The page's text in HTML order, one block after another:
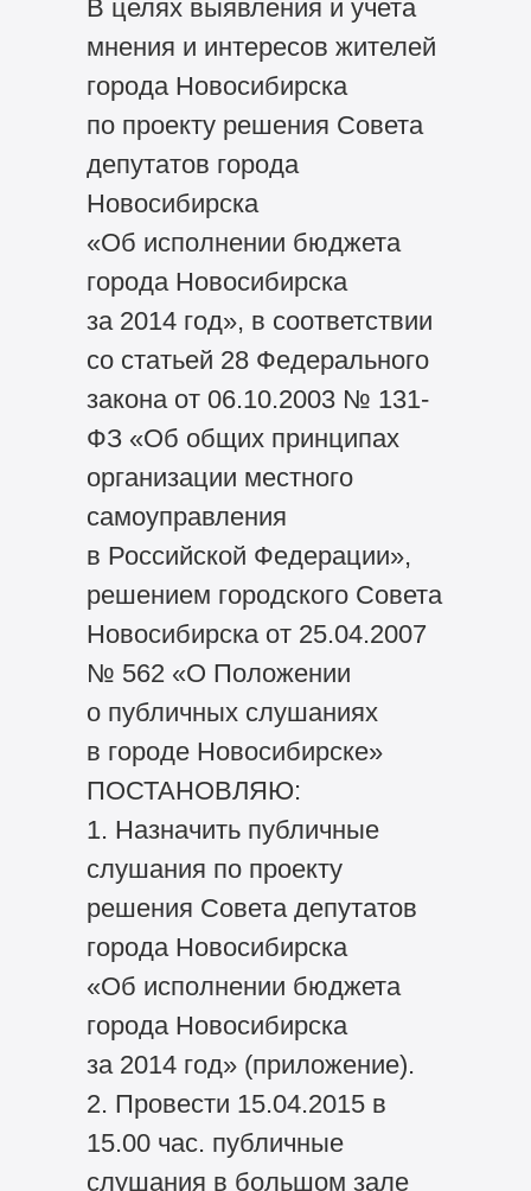
В целях выявления и учета
мнения и интересов жителей
города Новосибирска
по проекту решения Совета
депутатов города
Новосибирска
«Об исполнении бюджета
города Новосибирска
за 2014 год», в соответствии
со статьей 28 Федерального
закона от 06.10.2003 № 131-
ФЗ «Об общих принципах
организации местного
самоуправления
в Российской Федерации»,
решением городского Совета
Новосибирска от 25.04.2007
№ 562 «О Положении
о публичных слушаниях
в городе Новосибирске»
ПОСТАНОВЛЯЮ:
1. Назначить публичные
слушания по проекту
решения Совета депутатов
города Новосибирска
«Об исполнении бюджета
города Новосибирска
за 2014 год» (приложение).
2. Провести 15.04.2015 в
15.00 час. публичные
слушания в большом зале